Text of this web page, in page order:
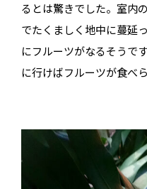
るとは驚きでした。室内
でたくましく地中に蔓延
にフルーツがなるそうで
に行けばフルーツが食べ